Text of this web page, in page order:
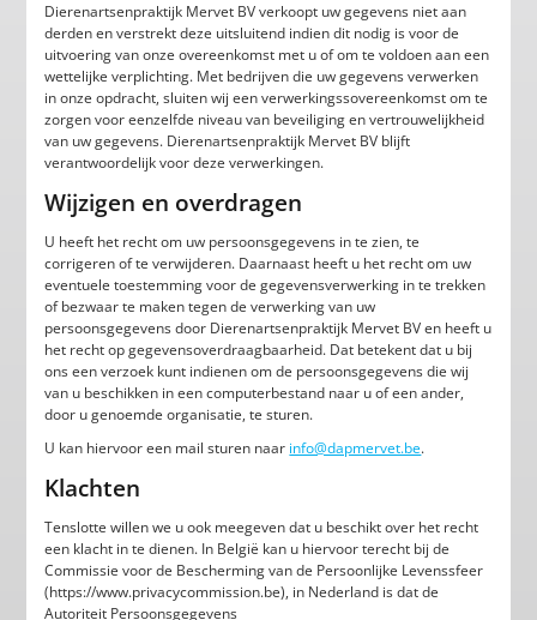
Dierenartsenpraktijk Mervet BV verkoopt uw gegevens niet aan
derden en verstrekt deze uitsluitend indien dit nodig is voor de
uitvoering van onze overeenkomst met u of om te voldoen aan een
wettelijke verplichting. Met bedrijven die uw gegevens verwerken
in onze opdracht, sluiten wij een verwerkingssovereenkomst om te
zorgen voor eenzelfde niveau van beveiliging en vertrouwelijkheid
van uw gegevens. Dierenartsenpraktijk Mervet BV blijft
verantwoordelijk voor deze verwerkingen.
Wijzigen en overdragen
U heeft het recht om uw persoonsgegevens in te zien, te
corrigeren of te verwijderen. Daarnaast heeft u het recht om uw
eventuele toestemming voor de gegevensverwerking in te trekken
of bezwaar te maken tegen de verwerking van uw
persoonsgegevens door Dierenartsenpraktijk Mervet BV en heeft u
het recht op gegevensoverdraagbaarheid. Dat betekent dat u bij
ons een verzoek kunt indienen om de persoonsgegevens die wij
van u beschikken in een computerbestand naar u of een ander,
door u genoemde organisatie, te sturen.
U kan hiervoor een mail sturen naar info@dapmervet.be.
Klachten
Tenslotte willen we u ook meegeven dat u beschikt over het recht
een klacht in te dienen. In België kan u hiervoor terecht bij de
Commissie voor de Bescherming van de Persoonlijke Levenssfeer
(https://www.privacycommission.be), in Nederland is dat de
Autoriteit Persoonsgegevens